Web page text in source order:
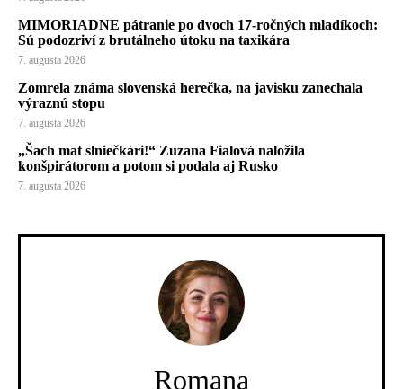
MIMORIADNE pátranie po dvoch 17-ročných mladíkoch:
Sú podozriví z brutálneho útoku na taxikára
7. augusta 2026
Zomrela známa slovenská herečka, na javisku zanechala
výraznú stopu
7. augusta 2026
„Šach mat slniečkári!“ Zuzana Fialová naložila
konšpirátorom a potom si podala aj Rusko
7. augusta 2026
Romana